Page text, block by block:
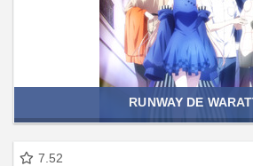
RUNWAY DE
7.52